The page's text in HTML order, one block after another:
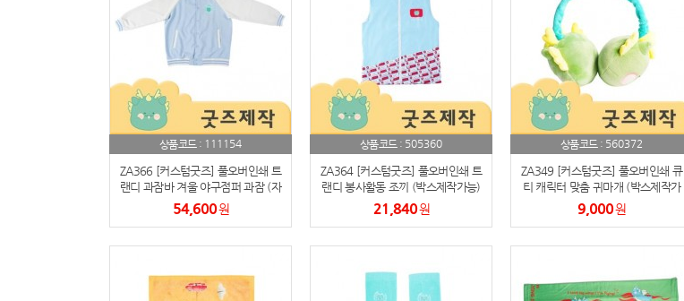
27 AP-100052
28 AP-100150
29 AP-100084
30 AP-100106
상품코드 : 111154
ZA366 [커스텀굿즈] 풀오버인쇄 트
랜디 과잠바 겨울 야구점퍼 과잠 (자
수인쇄) (박스제작가능)
54,600원
상품코드 : 505360
ZA364 [커스텀굿즈] 풀오버인쇄 트
랜디 봉사활동 조끼 (박스제작가능)
21,840원
상품코드 : 560372
ZA349 [커스텀굿즈] 풀오버인쇄 큐
티 캐릭터 맞춤 귀마개 (박스제작가
능)
9,000원